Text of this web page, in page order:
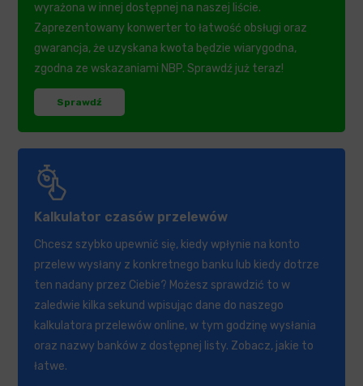
wyrażona w innej dostępnej na naszej liście.
Zaprezentowany konwerter to łatwość obsługi oraz
gwarancja, że uzyskana kwota będzie wiarygodna,
zgodna ze wskazaniami NBP. Sprawdź już teraz!
Sprawdź
Kalkulator czasów przelewów
Chcesz szybko upewnić się, kiedy wpłynie na konto
przelew wysłany z konkretnego banku lub kiedy dotrze
ten nadany przez Ciebie? Możesz sprawdzić to w
zaledwie kilka sekund wpisując dane do naszego
kalkulatora przelewów online, w tym godzinę wysłania
oraz nazwy banków z dostępnej listy. Zobacz, jakie to
łatwe.